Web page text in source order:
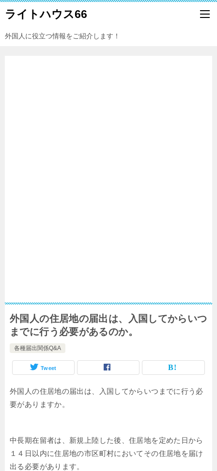
ライトハウス66
外国人に役立つ情報をご紹介します！
外国人の住居地の届出は、入国してからいつ
までに行う必要があるのか。
各種届出関係Q&A
Tweet
外国人の住居地の届出は、入国してからいつまでに行う必
要がありますか。
中長期在留者は、新規上陸した後、住居地を定めた日から
１４日以内に住居地の市区町村においてその住居地を届け
出る必要があります。